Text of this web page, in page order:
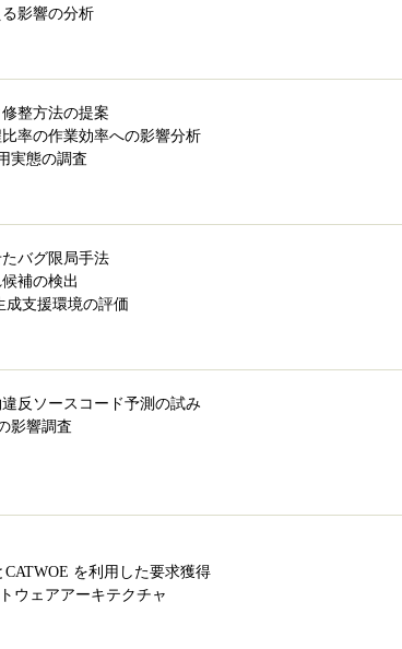
影響の分析
整方法の提案
率の作業効率への影響分析
実態の調査
バグ限局手法
補の検出
成支援環境の評価
反ソースコード予測の試み
影響調査
を利用した要求獲得
ウェアアーキテクチャ